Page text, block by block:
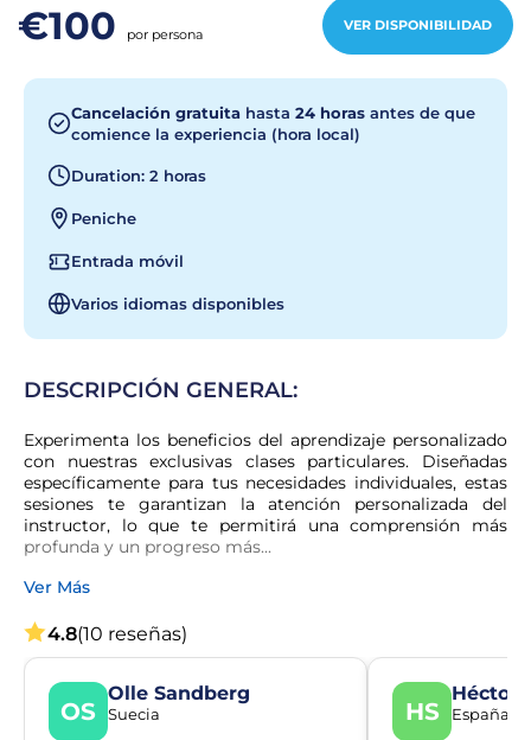
€100 por persona
VER DISPONIBILIDAD
Cancelación gratuita hasta 24 horas antes de que
comience la experiencia (hora local)
Duration: 2 horas
Peniche
Entrada móvil
Varios idiomas disponibles
DESCRIPCIÓN GENERAL:
Experimenta los beneficios del aprendizaje personalizado
con nuestras exclusivas clases particulares. Diseñadas
específicamente para tus necesidades individuales, estas
sesiones te garantizan la atención personalizada del
instructor, lo que te permitirá una comprensión más
profunda y un progreso más...
Ver Más
4.8(10 reseñas)
OS
Olle Sandberg
Suecia HS
Héctor
España